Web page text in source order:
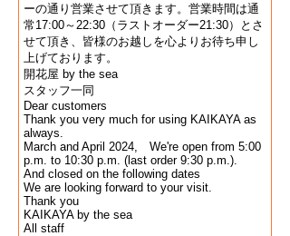
ーの通り営業させて頂きます。営業時間は通
常17:00～22:30（ラストオーダー21:30）とさ
せて頂き、皆様のお越しを心よりお待ち申し
上げております。
開花屋 by the sea
スタッフ一同
Dear customers
Thank you very much for using KAIKAYA as
always.
March and April 2024, We're open from 5:00
p.m. to 10:30 p.m. (last order 9:30 p.m.).
And closed on the following dates
We are looking forward to your visit.
Thank you
KAIKAYA by the sea
All staff